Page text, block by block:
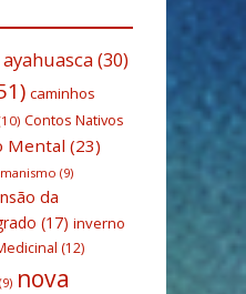
ayahuasca(30)
caminhos
Contos Nativos
Mental (23)
(9)
da
(17) inverno
(12)
(9) nova